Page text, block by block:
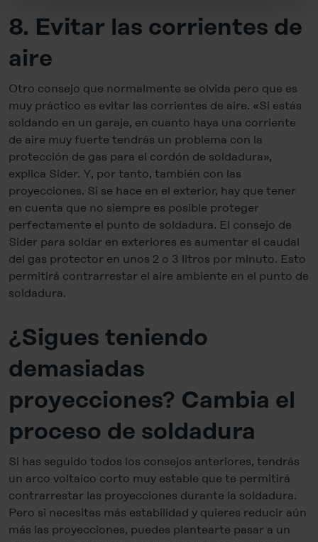
to the data transfer to the USA or not. If, on the other
be set.
You can revoke your consent at any time in theCookie-
Policy, revoke or change the settings and deselect the
categories subsequently. You can find further details in
ourCookie-Policy as well as in ourData Privacy
Statement .
Legal Notice
8. Evitar las corrientes de
aire
Otro consejo que normalmente se olvida pero que es
muy práctico es evitar las corrientes de aire. «Si estás
soldando en un garaje, en cuanto haya una corriente
de aire muy fuerte tendrás un problema con la
protección de gas para el cordón de soldadura»,
explica Sider. Y, por tanto, también con las
proyecciones. Si se hace en el exterior, hay que tener
en cuenta que no siempre es posible proteger
perfectamente el punto de soldadura. El consejo de
Sider para soldar en exteriores es aumentar el caudal
del gas protector en unos 2 o 3 litros por minuto. Esto
permitirá contrarrestar el aire ambiente en el punto de
soldadura.
¿Sigues teniendo
demasiadas
proyecciones? Cambia el
proceso de soldadura
Si has seguido todos los consejos anteriores, tendrás
un arco voltaico corto muy estable que te permitirá
contrarrestar las proyecciones durante la soldadura.
Pero si necesitas más estabilidad y quieres reducir aún
más las proyecciones, puedes plantearte pasar a un